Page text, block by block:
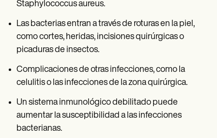
Staphylococcus aureus.
Las bacterias entran a través de roturas en la piel,
como cortes, heridas, incisiones quirúrgicas o
picaduras de insectos.
Complicaciones de otras infecciones, como la
celulitis o las infecciones de la zona quirúrgica.
Un sistema inmunológico debilitado puede
aumentar la susceptibilidad a las infecciones
bacterianas.